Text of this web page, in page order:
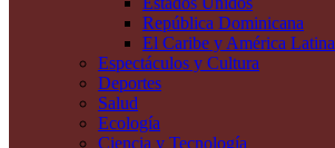
República Dominicana
El Caribe y América Latina
Espectáculos y Cultura
Deportes
Salud
Ecología
Ciencia y Tecnología